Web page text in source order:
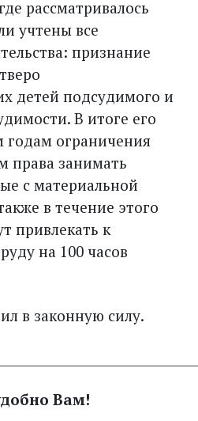
рассматривалось
учтены все
признание
детей подсудимого и
В итоге его
годам ограничения
права занимать
с материальной
в течение этого
привлекать к
на 100 часов
в законную силу.
Вам!